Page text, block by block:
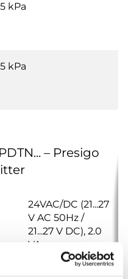
kPa
kPa
– Presigo
24VAC/DC (21...27
V AC 50Hz /
21...27 V DC), 2.0
VA